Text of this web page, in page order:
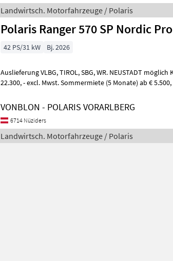
Landwirtsch. Motorfahrzeuge / Polaris
Polaris Ranger 570 SP Nordic Pro
42 PS/31 kW Bj. 2026
Auslieferung VLBG, TIROL, SBG, WR. NEUSTADT möglich Kaufpreis ab
22.300, - excl. Mwst. Sommermiete (5 Monate) ab € 5.500, - excl. MwSt.
VONBLON - POLARIS VORARLBERG
6714 Nüziders
Landwirtsch. Motorfahrzeuge / Polaris